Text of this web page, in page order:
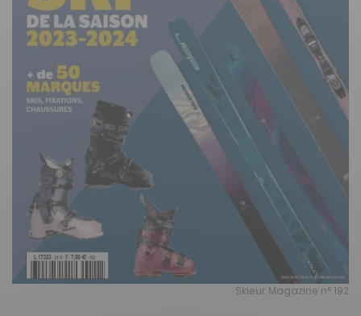
Skieur Magazine n° 192